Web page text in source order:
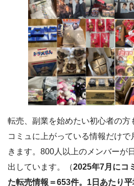
転売、副業を始めたい初心者の方
コミュに上がっている情報だけ
きます。800人以上のメンバーが
出しています。（2025年7月にコ
た転売情報＝653件。1日あたり